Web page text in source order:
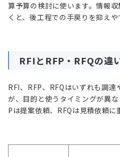
算予算の検討に使います。情報
くと、後工程での手戻りを抑えや
RFIとRFP・RFQの違
RFI、RFP、RFQはいずれも調達
が、目的と使うタイミングが異
Pは提案依頼、RFQは見積依頼に